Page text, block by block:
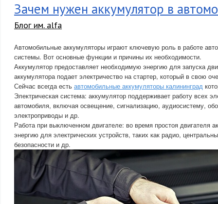
Зачем нужен аккумулятор в
Блог им. alfa
Автомобильные аккумуляторы играют ключевую роль в работе
системы. Вот основные функции и причины их необходимости.
Аккумулятор предоставляет необходимую энергию для запуска
аккумулятора подает электричество на стартер, который в свою
Сейчас всегда есть автомобильные аккумуляторы калининград
Электрическая система: аккумулятор поддерживает работу всех
автомобиля, включая освещение, сигнализацию, аудиосистему,
электроприводы и др.
Работа при выключенном двигателе: во время простоя двигателя
энергию для электрических устройств, таких как радио,
безопасности и др.